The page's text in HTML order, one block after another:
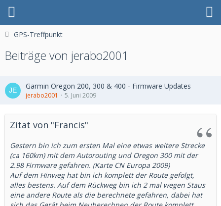
GPS-Treffpunkt
Beiträge von jerabo2001
Garmin Oregon 200, 300 & 400 - Firmware Updates
jerabo2001 5. Juni 2009
Zitat von "Francis"
Gestern bin ich zum ersten Mal eine etwas weitere Strecke
(ca 160km) mit dem Autorouting und Oregon 300 mit der
2.98 Firmware gefahren. (Karte CN Europa 2009)
Auf dem Hinweg hat bin ich komplett der Route gefolgt,
alles bestens. Auf dem Rückweg bin ich 2 mal wegen Staus
eine andere Route als die berechnete gefahren, dabei hat